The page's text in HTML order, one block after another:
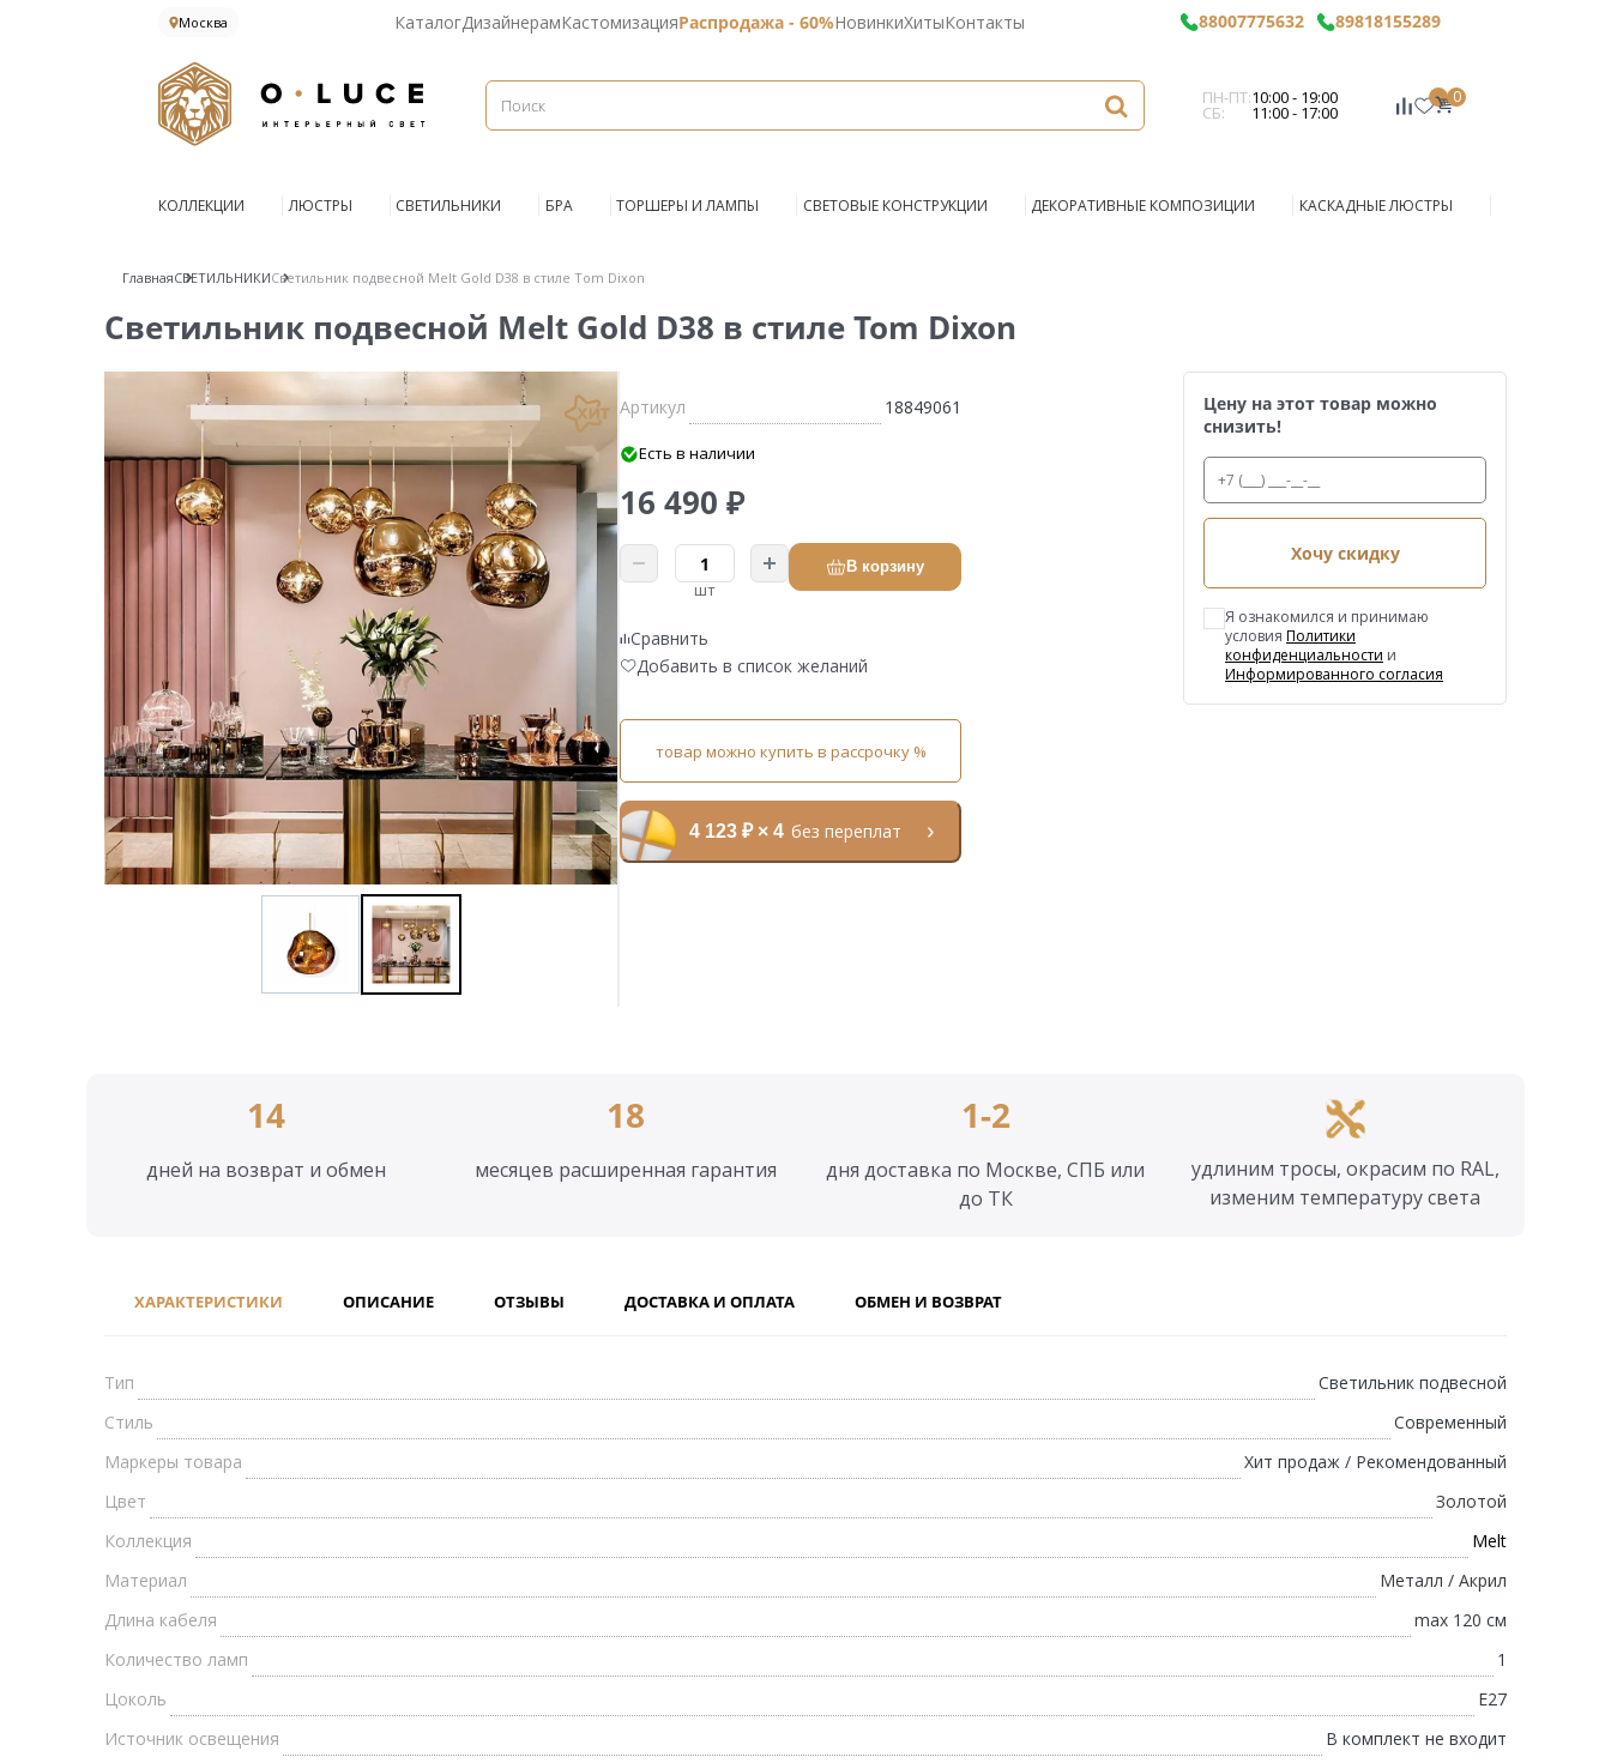
Москва КаталогДизайнерамКастомизацияРаспродажа - 60%НовинкиХитыКонтакты 88007775632 89818155289
ПН-ПТ:10:00 - 19:00
СБ: 11:00 - 17:00
0
КОЛЛЕКЦИИ ЛЮСТРЫ СВЕТИЛЬНИКИ БРА ТОРШЕРЫ И ЛАМПЫ СВЕТОВЫЕ КОНСТРУКЦИИ ДЕКОРАТИВНЫЕ КОМПОЗИЦИИ КАСКАДНЫЕ ЛЮСТРЫ
ГлавнаяСВЕТИЛЬНИКИСветильник подвесной Melt Gold D38 в стиле Tom Dixon
Светильник подвесной Melt Gold D38 в стиле Tom Dixon
Артикул 18849061
Есть в наличии
16 490 ₽
шт
В корзину
Сравнить
Добавить в список желаний
товар можно купить в рассрочку %
4 123 ₽ × 4 без переплат
Цену на этот товар можно
снизить!
Хочу скидку
Я ознакомился и принимаю
условия Политики
конфиденциальности и
Информированного согласия
14
дней на возврат и обмен
18
месяцев расширенная гарантия
1-2
дня доставка по Москве, СПБ или
до ТК
удлиним тросы, окрасим по RAL,
изменим температуру света
ХАРАКТЕРИСТИКИ ОПИСАНИЕ ОТЗЫВЫ ДОСТАВКА И ОПЛАТА ОБМЕН И ВОЗВРАТ
Тип
Светильник подвесной
Стиль
Современный
Маркеры товара
Хит продаж / Рекомендованный
Цвет
Золотой
Коллекция
Melt
Материал
Металл / Акрил
Длина кабеля
max 120 см
Количество ламп
1
Цоколь
E27
Источник освещения
В комплект не входит